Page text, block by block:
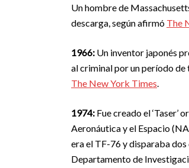
Un hombre de
descarga, según afirmó The
1966: Un inventor japonés
al criminal por un período de
The New York Times.
1974: Fue creado el
Aeronáutica y el Espacio
era el TF-76 y disparaba
Departamento de